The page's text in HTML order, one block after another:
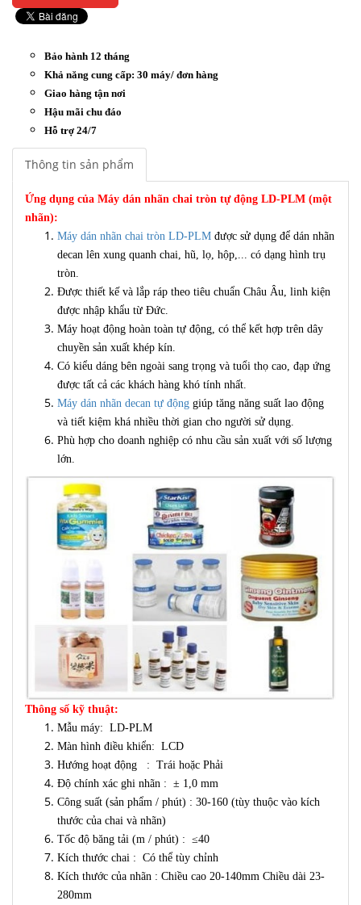
Bảo hành 12 tháng
Khả năng cung cấp: 30 máy/ đơn hàng
Giao hàng tận nơi
Hậu mãi chu đáo
Hỗ trợ 24/7
Thông tin sản phẩm
Ứng dụng của Máy dán nhãn chai tròn tự động LD-PLM (một
nhãn):
Máy dán nhãn chai tròn LD-PLM được sử dụng để dán nhãn
decan lên xung quanh chai, hũ, lọ, hộp,... có dạng hình trụ
tròn.
Được thiết kế và lắp ráp theo tiêu chuẩn Châu Âu, linh kiện
được nhập khẩu từ Đức.
Máy hoạt động hoàn toàn tự động, có thể kết hợp trên dây
chuyền sản xuất khép kín.
Có kiểu dáng bên ngoài sang trọng và tuổi thọ cao, đạp ứng
được tất cả các khách hàng khó tính nhất.
Máy dán nhãn decan tự động giúp tăng năng suất lao động
và tiết kiệm khá nhiều thời gian cho người sử dụng.
Phù hợp cho doanh nghiệp có nhu cầu sản xuất với số lượng
lớn.
Thông số kỹ thuật:
Mẫu máy: LD-PLM
Màn hình điều khiển: LCD
Hướng hoạt động : Trái hoặc Phải
Độ chính xác ghi nhãn : ± 1,0 mm
Công suất (sản phẩm / phút) : 30-160 (tùy thuộc vào kích
thước của chai và nhãn)
Tốc độ băng tải (m / phút) : ≤40
Kích thước chai : Có thể tùy chỉnh
Kích thước của nhãn : Chiều cao 20-140mm Chiều dài 23-
280mm